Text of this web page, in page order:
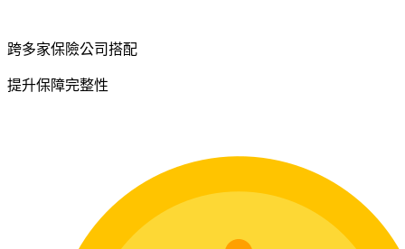
跨多家保險公司搭配
提升保障完整性